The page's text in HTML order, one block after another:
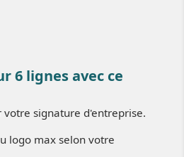
6 lignes avec ce
votre signature d'entreprise.
logo max selon votre